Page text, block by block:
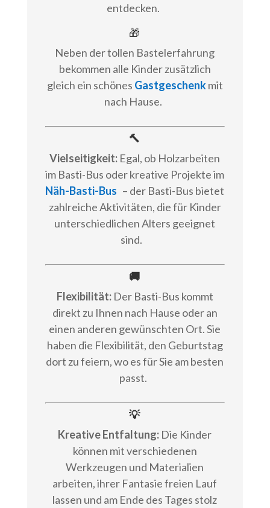
entdecken.
🎁
Neben der tollen Bastelerfahrung
bekommen alle Kinder zusätzlich
gleich ein schönes Gastgeschenkmit
nach Hause.
🔨
Vielseitigkeit: Egal, ob Holzarbeiten
im Basti-Bus oder kreative Projekte im
Näh-Basti-Bus – der Basti-Bus bietet
zahlreiche Aktivitäten, die für Kinder
unterschiedlichen Alters geeignet
sind.
🚚
Flexibilität:Der Basti-Bus kommt
direkt zu Ihnen nach Hause oder an
einen anderen gewünschten Ort. Sie
haben die Flexibilität, den Geburtstag
dort zu feiern, wo es für Sie am besten
passt.
💡
Kreative Entfaltung: Die Kinder
können mit verschiedenen
Werkzeugen und Materialien
arbeiten, ihrer Fantasie freien Lauf
lassen und am Ende des Tages stolz